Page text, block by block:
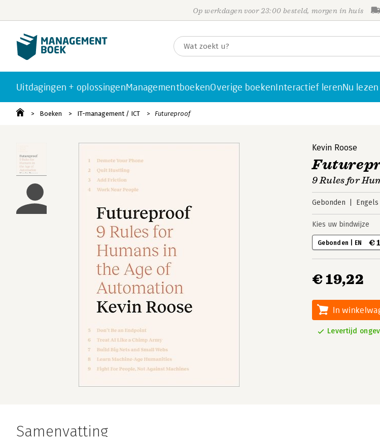
Op werkdagen voor 23:00 besteld, morgen in huis
Uitdagingen + oplossingenManagementboekenOverige boekenInteractief lerenNu lezen
Boeken IT-management / ICT Futureproof
Kevin Roose
9 Rules for
Gebonden Engels
Kies uw bindwijze
Gebonden | EN €
€ 19,22
In
Levertijd
Samenvatting